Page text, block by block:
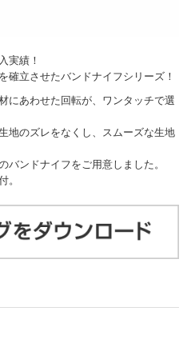
実績！
確立させたバンドナイフシリーズ！
にあわせた回転が、ワンタッチで選
地のズレをなくし、スムーズな生地
バンドナイフをご用意しました。
。